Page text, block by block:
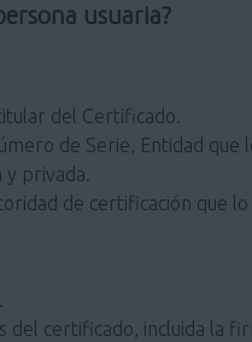
usuaria?
del Certificado.
de Serie, Entidad que
y privada.
de certificación que lo
del certificado, incluida la